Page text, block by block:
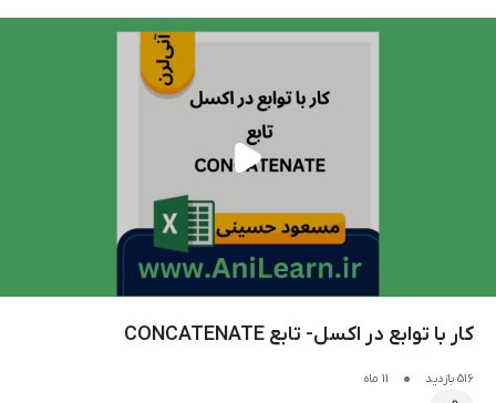
کار با توابع در اکسل- تابع CONCATENATE
516 بازدید